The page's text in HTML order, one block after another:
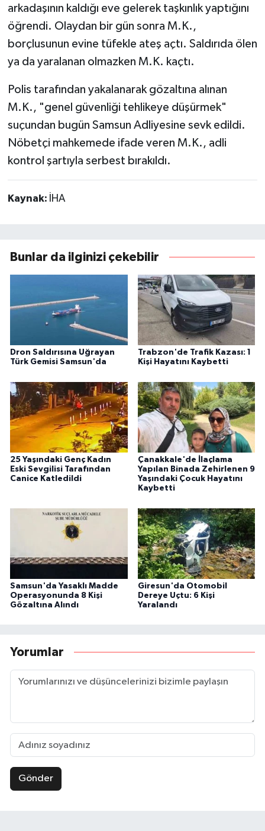
arkadaşının kaldığı eve gelerek taşkınlık yaptığını
öğrendi. Olaydan bir gün sonra M.K.,
borçlusunun evine tüfekle ateş açtı. Saldırıda ölen
ya da yaralanan olmazken M.K. kaçtı.
Polis tarafından yakalanarak gözaltına alınan
M.K., "genel güvenliği tehlikeye düşürmek"
suçundan bugün Samsun Adliyesine sevk edildi.
Nöbetçi mahkemede ifade veren M.K., adli
kontrol şartıyla serbest bırakıldı.
Kaynak: İHA
Bunlar da ilginizi çekebilir
Dron Saldırısına Uğrayan
Türk Gemisi Samsun'da
Trabzon'de Trafik Kazası: 1
Kişi Hayatını Kaybetti
25 Yaşındaki Genç Kadın
Eski Sevgilisi Tarafından
Canice Katledildi
Çanakkale'de İlaçlama
Yapılan Binada Zehirlenen 9
Yaşındaki Çocuk Hayatını
Kaybetti
Samsun'da Yasaklı Madde
Operasyonunda 8 Kişi
Gözaltına Alındı
Giresun'da Otomobil
Dereye Uçtu: 6 Kişi
Yaralandı
Yorumlar
Gönder